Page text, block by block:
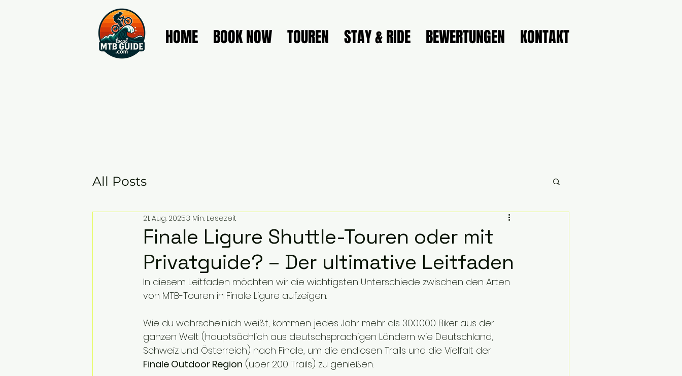
HOME BOOK NOW TOUREN STAY & RIDE BEWERTUNGEN KONTAKT
All Posts
Finale Ligure Shuttle-Touren oder mit
Privatguide? – Der ultimative Leitfaden
21. Aug. 20253 Min. Lesezeit
In diesem Leitfaden möchten wir die wichtigsten Unterschiede zwischen den Arten
von MTB-Touren in Finale Ligure aufzeigen.
Wie du wahrscheinlich weißt, kommen jedes Jahr mehr als 300.000 Biker aus der
ganzen Welt (hauptsächlich aus deutschsprachigen Ländern wie Deutschland,
Schweiz und Österreich) nach Finale, um die endlosen Trails und die Vielfalt der
Finale Outdoor Region (über 200 Trails) zu genießen.